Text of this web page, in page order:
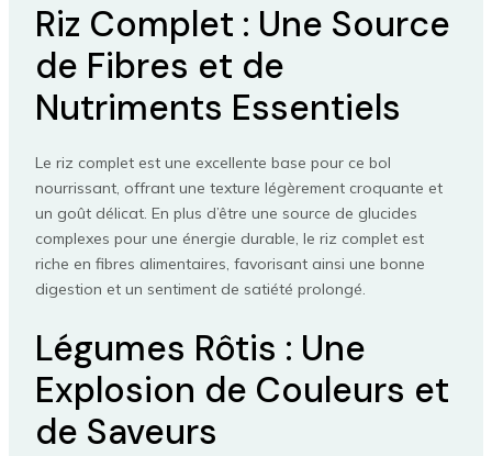
Riz Complet : Une Source
de Fibres et de
Nutriments Essentiels
Le riz complet est une excellente base pour ce bol
nourrissant, offrant une texture légèrement croquante et
un goût délicat. En plus d’être une source de glucides
complexes pour une énergie durable, le riz complet est
riche en fibres alimentaires, favorisant ainsi une bonne
digestion et un sentiment de satiété prolongé.
Légumes Rôtis : Une
Explosion de Couleurs et
de Saveurs